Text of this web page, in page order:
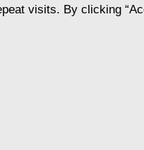
visits. By clicking